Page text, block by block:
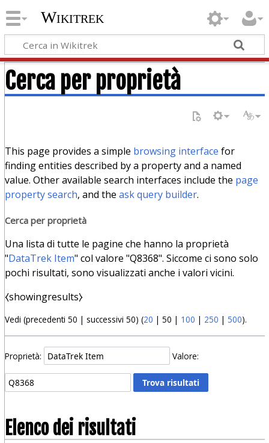
Wikitrek
Cerca per proprietà
This page provides a simple browsing interface for
finding entities described by a property and a named
value. Other available search interfaces include the page
property search, and the ask query builder.
Cerca per proprietà
Una lista di tutte le pagine che hanno la proprietà
"DataTrek Item" col valore "Q8368". Siccome ci sono solo
pochi risultati, sono visualizzati anche i valori vicini.
⧼showingresults⧽
Vedi (precedenti 50 | successivi 50) (20 | 50 | 100 | 250 | 500).
Proprietà: Valore:
Elenco dei risultati